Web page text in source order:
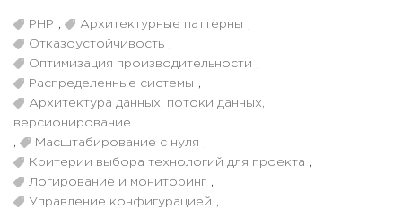
PHP , Архитектурные паттерны ,
Отказоустойчивость ,
Оптимизация производительности ,
Распределенные системы ,
Архитектура данных, потоки данных,
версионирование
,
Масштабирование с нуля ,
Критерии выбора технологий для проекта ,
Логирование и мониторинг ,
Управление конфигурацией ,